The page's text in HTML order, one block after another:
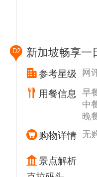
D2 新加坡畅享一
参考星级 网
用餐信息
早
中
晚
购物详情 无
景点解析